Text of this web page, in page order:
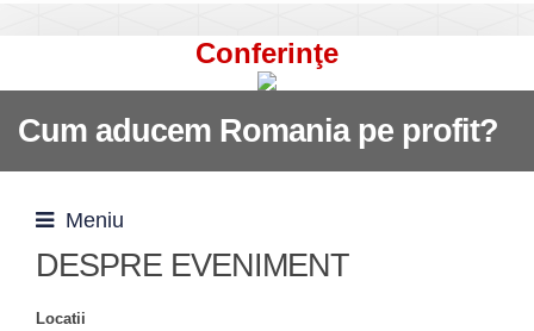
Conferinţe
Cum aducem Romania pe profit?
Meniu
DESPRE EVENIMENT
Locatii